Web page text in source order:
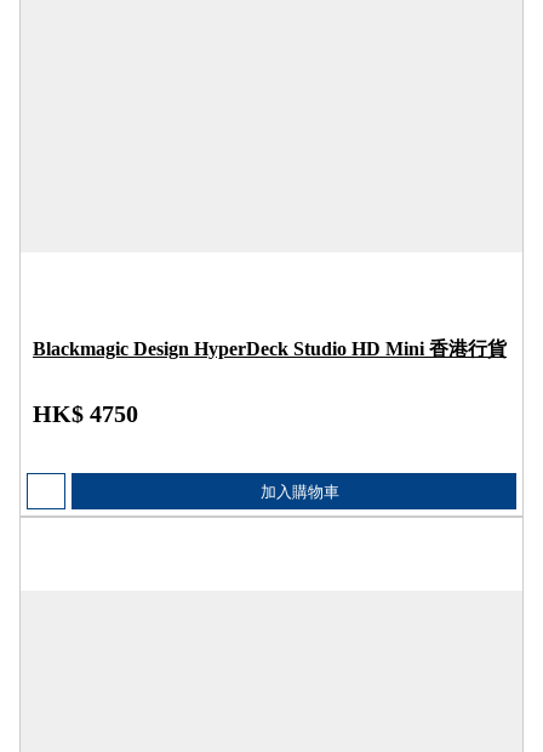
Blackmagic Design HyperDeck Studio HD Mini 香港行貨
HK$ 4750
加入購物車